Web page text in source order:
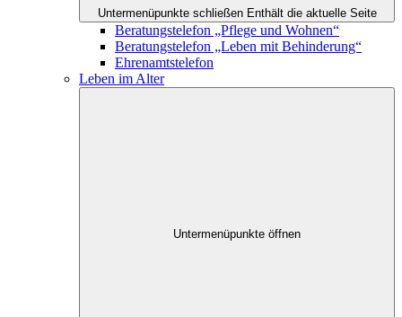
Untermenüpunkte schließen Enthält die aktuelle Seite
Beratungstelefon „Pflege und Wohnen“
Beratungstelefon „Leben mit Behinderung“
Ehrenamtstelefon
Leben im Alter
Untermenüpunkte öffnen